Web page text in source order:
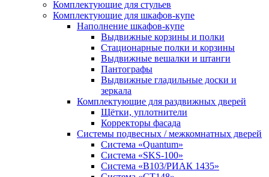
Комплектующие для стульев
Комплектующие для шкафов-купе
Наполнение шкафов-купе
Выдвижные корзины и полки
Стационарные полки и корзины
Выдвижные вешалки и штанги
Пантографы
Выдвижные гладильные доски и
зеркала
Комплектующие для раздвижных дверей
Щётки, уплотнители
Корректоры фасада
Системы подвесных / межкомнатных дверей
Система «Quantum»
Система «SKS-100»
Система «B103/РИАК 1435»